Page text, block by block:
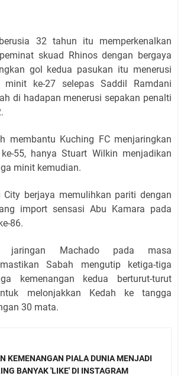
32 tahun itu memperkenalkan
skuad Rhinos dengan bergaya
gol kedua pasukan itu menerusi
minit ke-27 selepas Saddil Ramdani
di hadapan menerusi sepakan penalti
membantu Kuching FC menjaringkan
55, hanya Stuart Wilkin menjadikan
minit kemudian.
City berjaya memulihkan pariti dengan
import sensasi Abu Kamara pada
86.
jaringan Machado pada masa
Sabah mengutip ketiga-tiga
kemenangan kedua berturut-turut
melonjakkan Kedah ke tangga
30 mata.
KEMENANGAN PIALA DUNIA MENJADI
BANYAK 'LIKE' DI INSTAGRAM